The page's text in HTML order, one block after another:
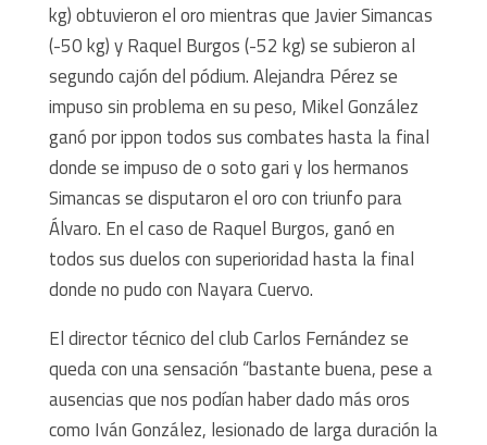
kg) obtuvieron el oro mientras que Javier Simancas
(-50 kg) y Raquel Burgos (-52 kg) se subieron al
segundo cajón del pódium. Alejandra Pérez se
impuso sin problema en su peso, Mikel González
ganó por ippon todos sus combates hasta la final
donde se impuso de o soto gari y los hermanos
Simancas se disputaron el oro con triunfo para
Álvaro. En el caso de Raquel Burgos, ganó en
todos sus duelos con superioridad hasta la final
donde no pudo con Nayara Cuervo.
El director técnico del club Carlos Fernández se
queda con una sensación “bastante buena, pese a
ausencias que nos podían haber dado más oros
como Iván González, lesionado de larga duración la